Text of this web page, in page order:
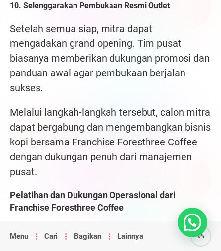
10. Selenggarakan Pembukaan Resmi Outlet
Setelah semua siap, mitra dapat
mengadakan grand opening. Tim pusat
biasanya memberikan dukungan promosi dan
panduan awal agar pembukaan berjalan
sukses.
Melalui langkah-langkah tersebut, calon mitra
dapat bergabung dan mengembangkan bisnis
kopi bersama Franchise Foresthree Coffee
dengan dukungan penuh dari manajemen
pusat.
Pelatihan dan Dukungan Operasional dari
Franchise Foresthree Coffee
Franchise Foresthree Coffee memberikan
Menu Cari Bagikan Lainnya 0%